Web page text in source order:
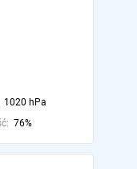
1020 hPa
76%